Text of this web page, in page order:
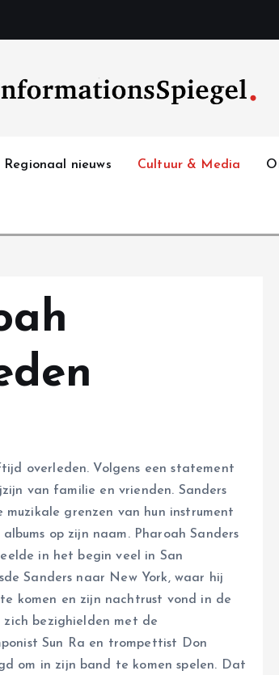
Regionaal nieuws Cultuur & Media
overleden. Volgens een statement
van familie en vrienden. Sanders
grenzen van hun instrument
op zijn naam. Pharoah Sanders
in het begin veel in San
Sanders naar New York, waar hij
komen en zijn nachtrust vond in de
zich bezighielden met de
Sun Ra en trompettist Don
om in zijn band te komen spelen. Dat